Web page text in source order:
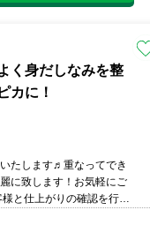
く身だしなみを整
カに！
たします♬重なってでき
に致します！お気軽にご
と仕上がりの確認を行い